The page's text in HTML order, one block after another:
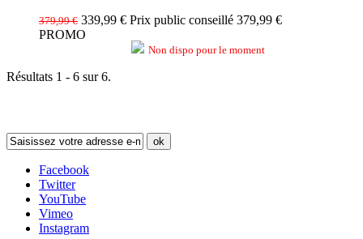
379,99 € 339,99 € Prix public conseillé 379,99 €
PROMO
Non dispo pour le moment
Résultats 1 - 6 sur 6.
ok
Facebook
Twitter
YouTube
Vimeo
Instagram